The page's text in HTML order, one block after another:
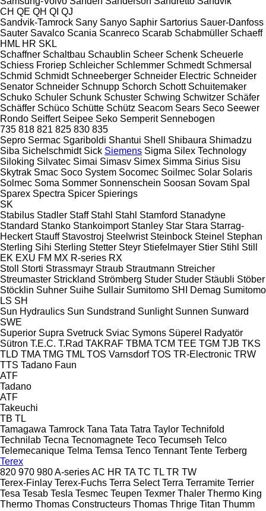
CH QE QH QI QJ
Sandvik-Tamrock Sany Sanyo Saphir Sartorius Sauer-Danfoss
Sauter Savalco Scania Scanreco Scarab Schabmüller Schaeff
HML HR SKL
Schaffner Schaltbau Schaublin Scheer Schenk Scheuerle
Schiess Froriep Schleicher Schlemmer Schmedt Schmersal
Schmid Schmidt Schneeberger Schneider Electric Schneider
Senator Schneider Schnupp Schorch Schott Schuitemaker
Schuko Schuler Schunk Schuster Schwing Schwitzer Schäfer
Schäffer Schüco Schütte Schütz Seacom Sears Seco Seewer
Rondo Seiffert Seipee Seko Semperit Sennebogen
735 818 821 825 830 835
Sepro Sermac Sgariboldi Shantui Shell Shibaura Shimadzu
Siba Sichelschmidt Sick Siemens Sigma Silex Technology
Siloking Silvatec Simai Simasv Simex Simma Sirius Sisu
Skytrak Smac Soco System Socomec Soilmec Solar Solaris
Solmec Soma Sommer Sonnenschein Soosan Sovam Spal
Sparex Spectra Spicer Spierings
SK
Stabilus Stadler Staff Stahl Stahl Stamford Stanadyne
Standard Stanko Stankoimport Stanley Star Stara Starrag-
Heckert Stauff Stavostroj Steelwrist Steinbock Steinel Stephan
Sterling Sihi Sterling Stetter Steyr Stiefelmayer Stier Stihl Still
EK EXU FM MX R-series RX
Stoll
Storti Strassmayr Straub Strautmann Streicher
Streumaster Strickland Strömberg Studer Studer Stäubli Stöber
Stöcklin Suhner Suihe Sullair Sumitomo SHI Demag Sumitomo
LS SH
Sun Hydraulics Sun Sundstrand Sunlight Sunnen Sunward
SWE
Superior Supra Svetruck Sviac Symons Süperel Radyatör
Sütron T.E.C. T.Rad TAKRAF TBMA TCM TEE TGM TJB TKS
TLD TMA TMG TML TOS Varnsdorf TOS TR-Electronic TRW
TTS Tadano Faun
ATF
Tadano
ATF
Takeuchi
TB TL
Tamagawa Tamrock Tana Tata Tatra Taylor Technifold
Technilab Tecna Tecnomagnete Teco Tecumseh Telco
Telemecanique Telma Temsa Tenco Tennant Tente Terberg
Terex
820 970 980A-seriesAC HR TA TC TL TR TW
Terex-Finlay Terex-Fuchs Terra Select Terra Terramite Terrier
Tesa Tesab Tesla Tesmec Teupen Texmer Thaler Thermo King
Thermo Thomas Constructeurs Thomas Thrige Titan Thumm